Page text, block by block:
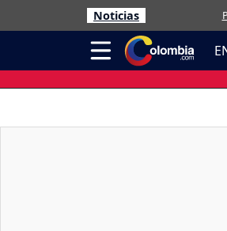
Noticias